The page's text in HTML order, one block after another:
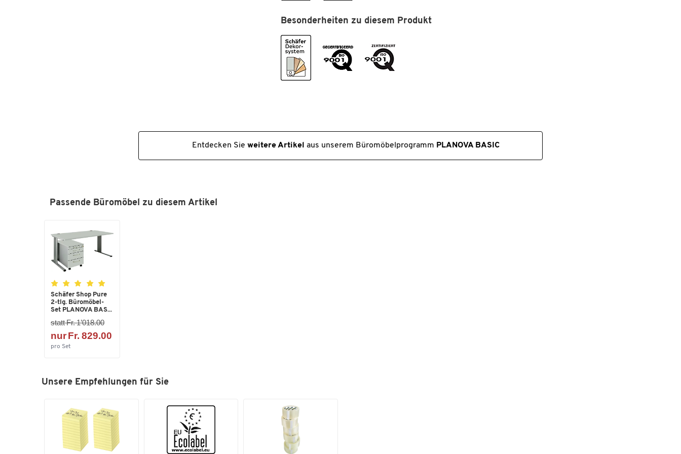
30 Jahre Garantie auf 5.000 Artikel
Sie wollen bei Ihrer Arbeitsplatzausstattung an die
Zukunft denken und längerfristig planen?
Deshalb erhöhen wir bei 5.000 Artikeln unsere Garantie
dauerhaft von 10 auf 30 Jahre!
Besonderheiten zu diesem Produkt
Entdecken Sie weitere Artikel aus unserem Büromöbelprogramm PLANOVA BASIC
Passende Büromöbel zu diesem Artikel
Schäfer Shop Pure
2-tlg. Büromöbel-
Set PLANOVA BAS...
statt Fr. 1’018.00
nur Fr. 829.00
pro Set
Unsere Empfehlungen für Sie